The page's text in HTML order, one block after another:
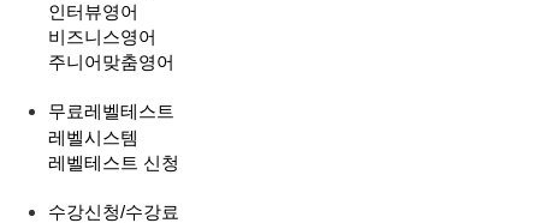
인터뷰영어
비즈니스영어
주니어맞춤영어
무료레벨테스트
레벨시스템
레벨테스트 신청
수강신청/수강료